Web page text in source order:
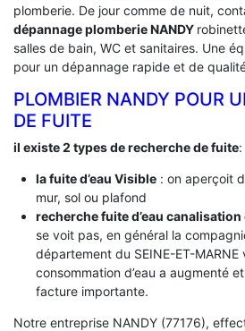
plomberie. De jour comme de nuit,
dépannage plomberie NANDY
salles de bain, WC et sanitaires. Une
pour un dépannage rapide et de
PLOMBIER NANDY POUR
DE FUITE
il existe 2 types de recherche de fuite:
la fuite d’eau Visible: on aperçoit
mur, sol ou plafond
recherche fuite d’eau
se voit pas, en général la
département du SEINE-ET-
consommation d’eau a augmenté
facture importante.
Notre entreprise NANDY (77176),